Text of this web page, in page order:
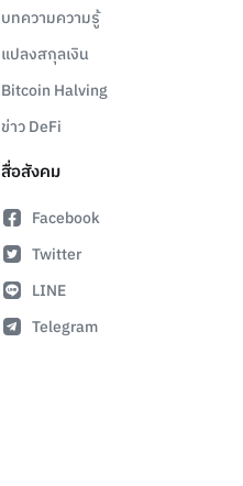
บทความความรู้
แปลงสกุลเงิน
Bitcoin Halving
ข่าว DeFi
สื่อสังคม
Facebook
Twitter
LINE
Telegram